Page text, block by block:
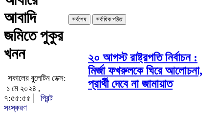
আবাদি
জমিতে পুকুর
খনন
সকালের বুলেটিন ডেক্স:
১ মে ২০২৪ ,
৭:৫৫:৫৫
প্রিন্ট
সংস্করণ
সর্বশেষ সর্বাধিক পঠিত
২০ আগস্ট রাষ্ট্রপতি নির্বাচন :
মির্জা ফখরুলকে ঘিরে আলোচনা,
প্রার্থী দেবে না জামায়াত